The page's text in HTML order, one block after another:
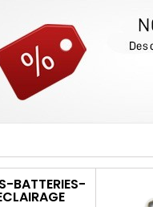
BATTERIES-